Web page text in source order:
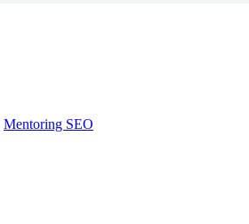
Mentoring SEO